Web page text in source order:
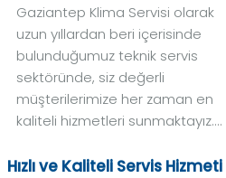
Gaziantep Klima Servisi olarak
uzun yıllardan beri içerisinde
bulunduğumuz teknik servis
sektöründe, siz değerli
müşterilerimize her zaman en
kaliteli hizmetleri sunmaktayız....
Hızlı ve Kaliteli Servis Hizmeti